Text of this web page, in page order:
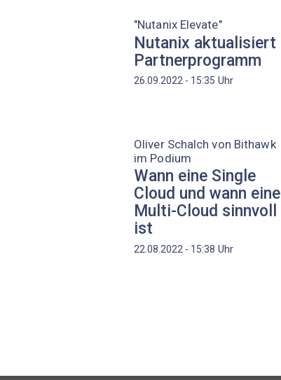
"Nutanix Elevate"
Nutanix aktualisiert
Partnerprogramm
26.09.2022 - 15:35 Uhr
Oliver Schalch von Bithawk
im Podium
Wann eine Single
Cloud und wann eine
Multi-Cloud sinnvoll
ist
22.08.2022 - 15:38 Uhr